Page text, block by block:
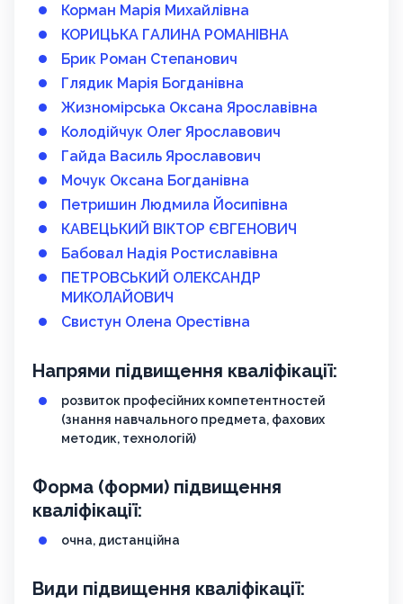
Корман Марія Михайлівна
КОРИЦЬКА ГАЛИНА РОМАНІВНА
Брик Роман Степанович
Глядик Марія Богданівна
Жизномірська Оксана Ярославівна
Колодійчук Олег Ярославович
Гайда Василь Ярославович
Мочук Оксана Богданівна
Петришин Людмила Йосипівна
КАВЕЦЬКИЙ ВІКТОР ЄВГЕНОВИЧ
Бабовал Надія Ростиславівна
ПЕТРОВСЬКИЙ ОЛЕКСАНДР
МИКОЛАЙОВИЧ
Свистун Олена Орестівна
Напрями підвищення кваліфікації:
розвиток професійних компетентностей
(знання навчального предмета, фахових
методик, технологій)
Форма (форми) підвищення
кваліфікації:
очна, дистанційна
Види підвищення кваліфікації: